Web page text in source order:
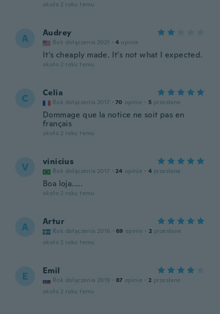
około 2 roku temu
A Audrey
Rok dołączenia 2021 · 4 opinie
It's cheaply made. It's not what I expected.
około 2 roku temu
C Celia
Rok dołączenia 2017 · 70 opinie · 5 przesłane
Dommage que la notice ne soit pas en
français
około 2 roku temu
V vinicius
Rok dołączenia 2017 · 24 opinie · 4 przesłane
Boa loja.....
około 2 roku temu
A Artur
Rok dołączenia 2016 · 69 opinie · 2 przesłane
około 2 roku temu
E Emil
Rok dołączenia 2019 · 87 opinie · 2 przesłane
około 2 roku temu